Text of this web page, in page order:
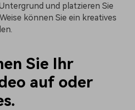
und platzieren Sie
können Sie ein kreatives
Sie Ihr
auf oder